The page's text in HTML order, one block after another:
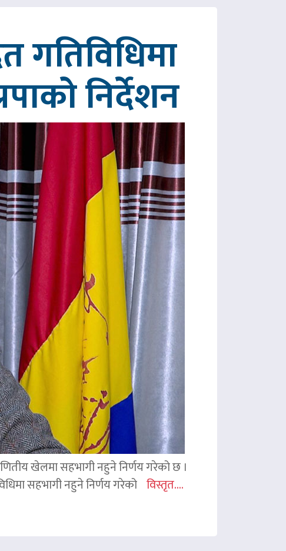
गतिविधिमा
निर्देशन
गणितीय खेलमा सहभागी नहुने निर्णय गरेको छ ।
सहभागी नहुने निर्णय गरेको विस्तृत....